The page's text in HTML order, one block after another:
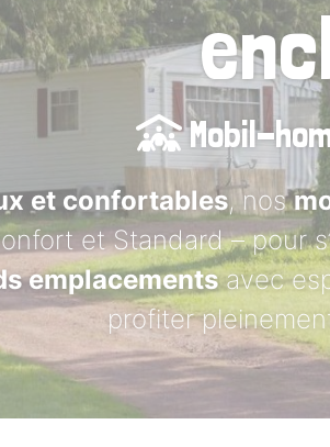
Mobil-
et confortables, nos
et Standard – pour
emplacementsavec
profiter